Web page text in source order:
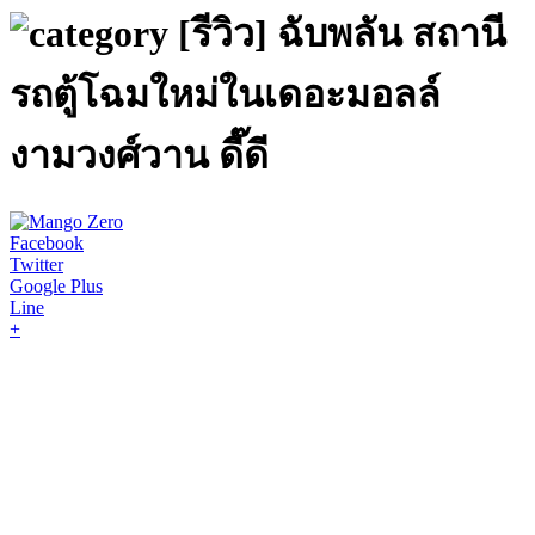
[รีวิว] ฉับพลัน สถานี
รถตู้โฉมใหม่ในเดอะมอลล์
งามวงศ์วาน ดี๊ดี
Facebook
Twitter
Google Plus
Line
+